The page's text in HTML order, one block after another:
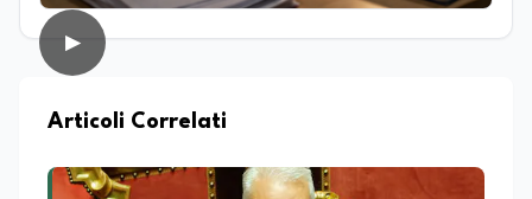
occupandosi inoltre della produzione di
tempo ha realizzato articoli e contenuti
divulgativi destinati al web, collaborando
▶
Articoli Correlati